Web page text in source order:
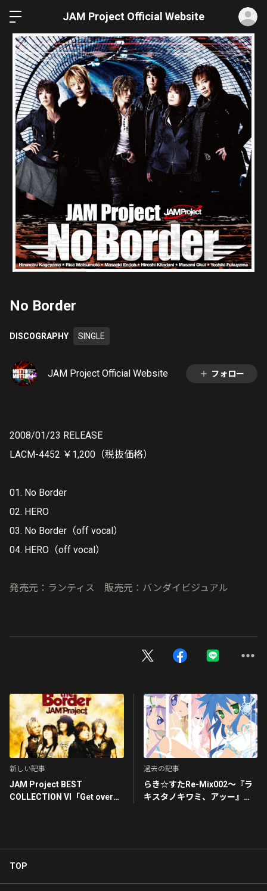
JAM Project Official Website
No Border
DISCOGRAPHY SINGLE
JAM Project Official Website フォロー
2008/01/23 RELEASE
LACM-4452 ￥1,200（税抜価格）
01. No Border
02. HERO
03. No Border（off vocal）
04. HERO（off vocal）
発売元：ランティス 販売元：バンダイビジュアル
新しい記事
JAM Project BEST
COLLECTION VI「Get over
過去の記事
らき☆すたRe-Mix002～『ラ
キスタノキワミ、アッー』
TOP